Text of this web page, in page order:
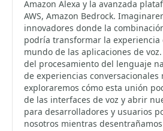
Amazon Alexa y la avanzada
AWS, Amazon Bedrock.
innovadores donde la
podría transformar la experiencia
mundo de las aplicaciones de
del procesamiento del lenguaje
de experiencias conversacionales
exploraremos cómo esta unión
de las interfaces de voz y abrir
para desarrolladores y usuarios
nosotros mientras